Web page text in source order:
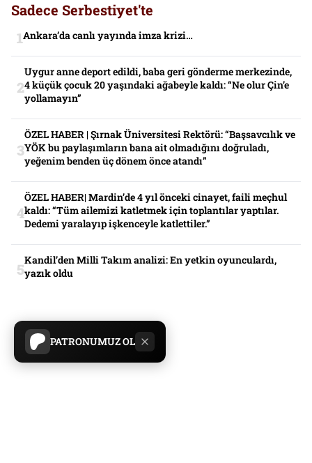
PATRONUMUZ OL
Sadece Serbestiyet'te
Ankara’da canlı yayında imza krizi…
Uygur anne deport edildi, baba geri gönderme merkezinde,
4 küçük çocuk 20 yaşındaki ağabeyle kaldı: “Ne olur Çin’e
yollamayın”
ÖZEL HABER | Şırnak Üniversitesi Rektörü: “Başsavcılık ve
YÖK bu paylaşımların bana ait olmadığını doğruladı,
yeğenim benden üç dönem önce atandı”
ÖZEL HABER| Mardin’de 4 yıl önceki cinayet, faili meçhul
kaldı: “Tüm ailemizi katletmek için toplantılar yaptılar.
Dedemi yaralayıp işkenceyle katlettiler.”
Kandil’den Milli Takım analizi: En yetkin oyunculardı,
yazık oldu